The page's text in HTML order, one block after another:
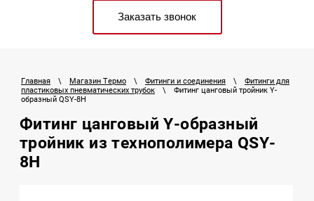
Заказать звонок
Главная \ Магазин Термо \ Фитинги и соединения \
Фитинги для
пластиковых пневматических трубок
\
Фитинг цанговый тройник Y-
образный QSY-8H
Фитинг цанговый Y-образный
тройник из технополимера QSY-
8H